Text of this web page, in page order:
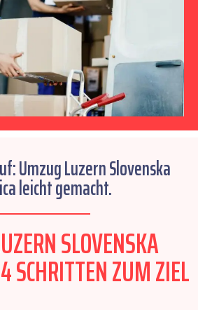
Umzug Luzern Slovenska
leicht gemacht.
SLOVENSKA
SCHRITTEN ZUM ZIEL